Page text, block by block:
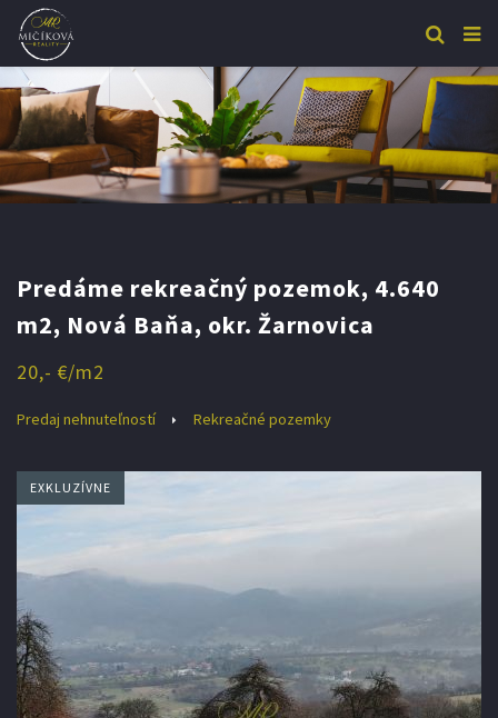
Predáme rekreačný pozemok, 4.640
m2, Nová Baňa, okr. Žarnovica
20,- €/m2
Predaj nehnuteľností Rekreačné pozemky
EXKLUZÍVNE